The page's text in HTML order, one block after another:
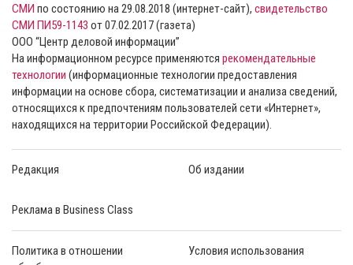
СМИ по состоянию на 29.08.2018 (интернет-сайт), свидетельство
СМИ ПИ59-1143 от 07.02.2017 (газета)
ООО “Центр деловой информации”
На информационном ресурсе применяются рекомендательные
технологии (информационные технологии предоставления
информации на основе сбора, систематизации и анализа сведений,
относящихся к предпочтениям пользователей сети «Интернет»,
находящихся на территории Российской Федерации).
Редакция Об издании
Реклама в Business Class
Политика в отношении
Условия использования